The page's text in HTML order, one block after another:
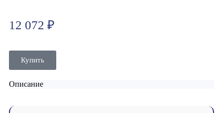
12 072 ₽
Купить
Описание